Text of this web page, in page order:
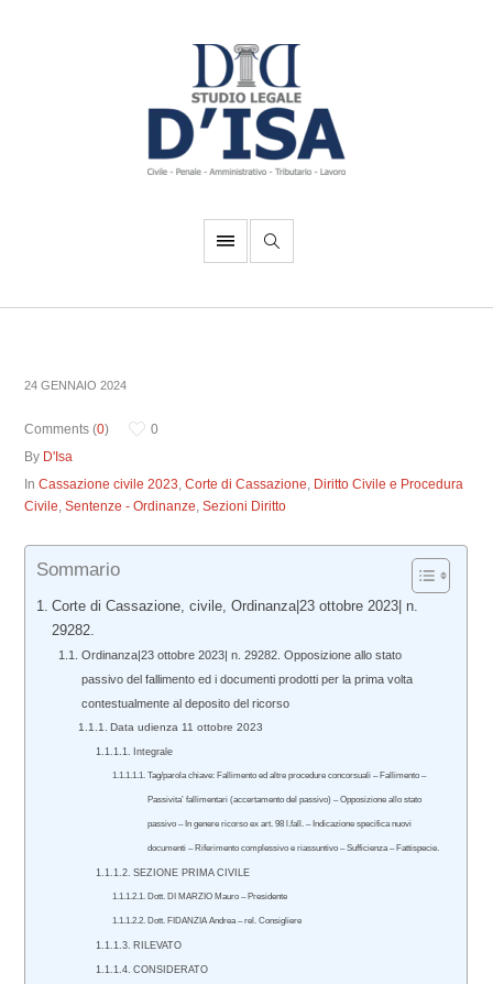
24 GENNAIO 2024
Comments (0)
0
By D'Isa
InCassazione civile 2023,Corte di Cassazione, Diritto Civile e Procedura
Civile,Sentenze - Ordinanze,Sezioni Diritto
Sommario
Corte di Cassazione, civile, Ordinanza|23 ottobre 2023| n.
29282.
Ordinanza|23 ottobre 2023| n. 29282. Opposizione allo stato
passivo del fallimento ed i documenti prodotti per la prima volta
contestualmente al deposito del ricorso
Data udienza 11 ottobre 2023
Integrale
Tag/parola chiave: Fallimento ed altre procedure concorsuali – Fallimento –
Passivita’ fallimentari (accertamento del passivo) – Opposizione allo stato
passivo – In genere ricorso ex art. 98 l.fall. – Indicazione specifica nuovi
documenti – Riferimento complessivo e riassuntivo – Sufficienza – Fattispecie.
SEZIONE PRIMA CIVILE
Dott. DI MARZIO Mauro – Presidente
Dott. FIDANZIA Andrea – rel. Consigliere
RILEVATO
CONSIDERATO